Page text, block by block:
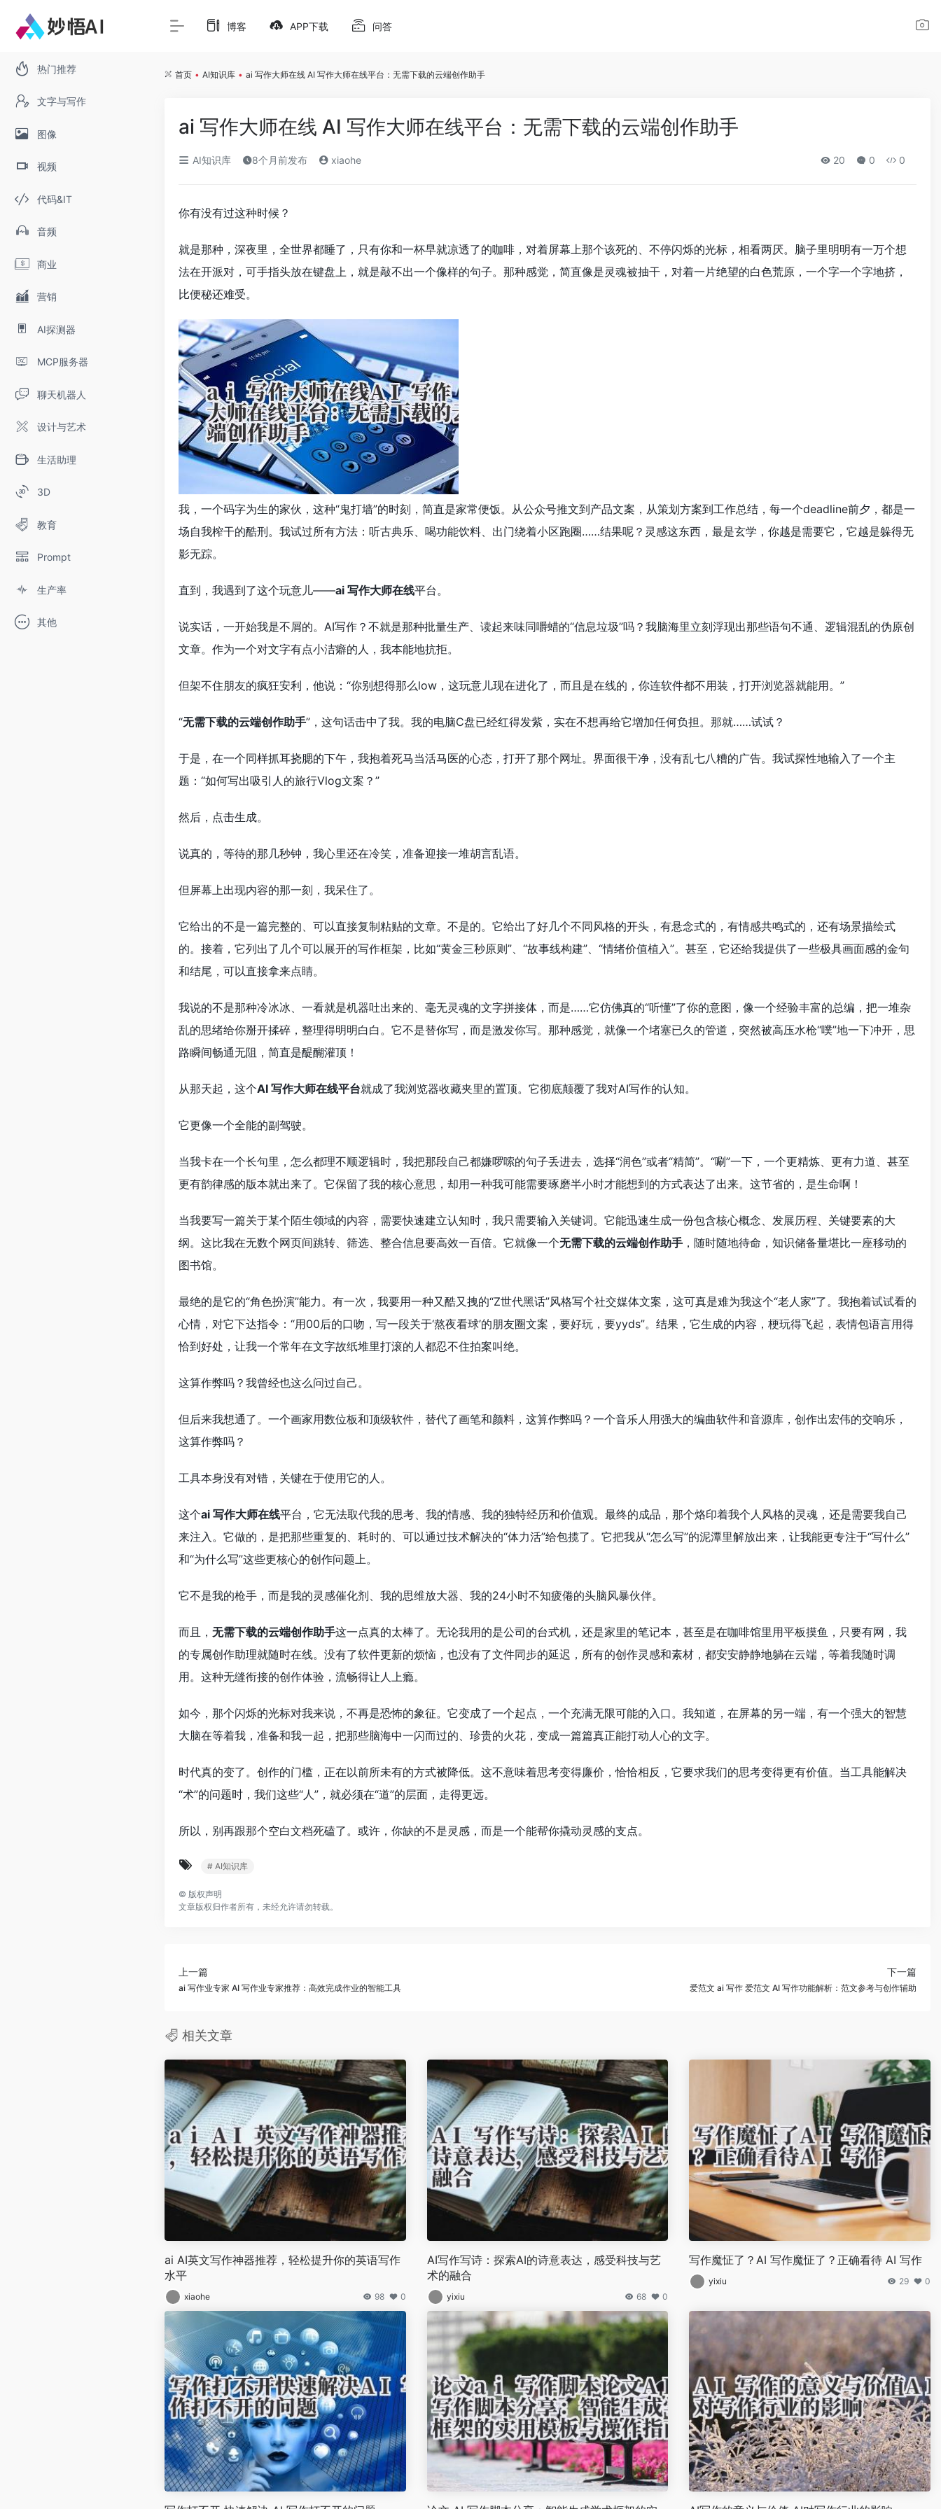
热门推荐
文字与写作
图像
视频
代码&IT
音频
商业
营销
AI探测器
MCP服务器
聊天机器人
设计与艺术
生活助理
3D
教育
Prompt
生产率
其他
博客 APP下载 问答
首页 • AI知识库 • ai 写作大师在线 AI 写作大师在线平台：无需下载的云端创作助手
ai 写作大师在线 AI 写作大师在线平台：无需下载的云端创作助手
AI知识库 8个月前发布 xiaohe 20 0 0
你有没有过这种时候？
就是那种，深夜里，全世界都睡了，只有你和一杯早就凉透了的咖啡，对着屏幕上那个该死的、不停闪烁的光标，相看两厌。脑子里明明有一万个想
法在开派对，可手指头放在键盘上，就是敲不出一个像样的句子。那种感觉，简直像是灵魂被抽干，对着一片绝望的白色荒原，一个字一个字地挤，
比便秘还难受。
我，一个码字为生的家伙，这种“鬼打墙”的时刻，简直是家常便饭。从公众号推文到产品文案，从策划方案到工作总结，每一个deadline前夕，都是一
场自我榨干的酷刑。我试过所有方法：听古典乐、喝功能饮料、出门绕着小区跑圈……结果呢？灵感这东西，最是玄学，你越是需要它，它越是躲得无
影无踪。
直到，我遇到了这个玩意儿——ai 写作大师在线平台。
说实话，一开始我是不屑的。AI写作？不就是那种批量生产、读起来味同嚼蜡的“信息垃圾”吗？我脑海里立刻浮现出那些语句不通、逻辑混乱的伪原创
文章。作为一个对文字有点小洁癖的人，我本能地抗拒。
但架不住朋友的疯狂安利，他说：“你别想得那么low，这玩意儿现在进化了，而且是在线的，你连软件都不用装，打开浏览器就能用。”
“无需下载的云端创作助手”，这句话击中了我。我的电脑C盘已经红得发紫，实在不想再给它增加任何负担。那就……试试？
于是，在一个同样抓耳挠腮的下午，我抱着死马当活马医的心态，打开了那个网址。界面很干净，没有乱七八糟的广告。我试探性地输入了一个主
题：“如何写出吸引人的旅行Vlog文案？”
然后，点击生成。
说真的，等待的那几秒钟，我心里还在冷笑，准备迎接一堆胡言乱语。
但屏幕上出现内容的那一刻，我呆住了。
它给出的不是一篇完整的、可以直接复制粘贴的文章。不是的。它给出了好几个不同风格的开头，有悬念式的，有情感共鸣式的，还有场景描绘式
的。接着，它列出了几个可以展开的写作框架，比如“黄金三秒原则”、“故事线构建”、“情绪价值植入”。甚至，它还给我提供了一些极具画面感的金句
和结尾，可以直接拿来点睛。
我说的不是那种冷冰冰、一看就是机器吐出来的、毫无灵魂的文字拼接体，而是……它仿佛真的“听懂”了你的意图，像一个经验丰富的总编，把一堆杂
乱的思绪给你掰开揉碎，整理得明明白白。它不是替你写，而是激发你写。那种感觉，就像一个堵塞已久的管道，突然被高压水枪“噗”地一下冲开，思
路瞬间畅通无阻，简直是醍醐灌顶！
从那天起，这个AI 写作大师在线平台就成了我浏览器收藏夹里的置顶。它彻底颠覆了我对AI写作的认知。
它更像一个全能的副驾驶。
当我卡在一个长句里，怎么都理不顺逻辑时，我把那段自己都嫌啰嗦的句子丢进去，选择“润色”或者“精简”。“唰”一下，一个更精炼、更有力道、甚至
更有韵律感的版本就出来了。它保留了我的核心意思，却用一种我可能需要琢磨半小时才能想到的方式表达了出来。这节省的，是生命啊！
当我要写一篇关于某个陌生领域的内容，需要快速建立认知时，我只需要输入关键词。它能迅速生成一份包含核心概念、发展历程、关键要素的大
纲。这比我在无数个网页间跳转、筛选、整合信息要高效一百倍。它就像一个无需下载的云端创作助手 ，随时随地待命，知识储备量堪比一座移动的
图书馆。
最绝的是它的“角色扮演”能力。有一次，我要用一种又酷又拽的“Z世代黑话”风格写个社交媒体文案，这可真是难为我这个“老人家”了。我抱着试试看的
心情，对它下达指令：“用00后的口吻，写一段关于‘熬夜看球’的朋友圈文案，要好玩，要yyds”。结果，它生成的内容，梗玩得飞起，表情包语言用得
恰到好处，让我一个常年在文字故纸堆里打滚的人都忍不住拍案叫绝。
这算作弊吗？我曾经也这么问过自己。
但后来我想通了。一个画家用数位板和顶级软件，替代了画笔和颜料，这算作弊吗？一个音乐人用强大的编曲软件和音源库，创作出宏伟的交响乐，
这算作弊吗？
工具本身没有对错，关键在于使用它的人。
这个ai 写作大师在线平台，它无法取代我的思考、我的情感、我的独特经历和价值观。最终的成品，那个烙印着我个人风格的灵魂，还是需要我自己
来注入。它做的，是把那些重复的、耗时的、可以通过技术解决的“体力活”给包揽了。它把我从“怎么写”的泥潭里解放出来，让我能更专注于“写什么”
和“为什么写”这些更核心的创作问题上。
它不是我的枪手，而是我的灵感催化剂、我的思维放大器、我的24小时不知疲倦的头脑风暴伙伴。
而且， 无需下载的云端创作助手这一点真的太棒了。无论我用的是公司的台式机，还是家里的笔记本，甚至是在咖啡馆里用平板摸鱼，只要有网，我
的专属创作助理就随时在线。没有了软件更新的烦恼，也没有了文件同步的延迟，所有的创作灵感和素材，都安安静静地躺在云端，等着我随时调
用。这种无缝衔接的创作体验，流畅得让人上瘾。
如今，那个闪烁的光标对我来说，不再是恐怖的象征。它变成了一个起点，一个充满无限可能的入口。我知道，在屏幕的另一端，有一个强大的智慧
大脑在等着我，准备和我一起，把那些脑海中一闪而过的、珍贵的火花，变成一篇篇真正能打动人心的文字。
时代真的变了。创作的门槛，正在以前所未有的方式被降低。这不意味着思考变得廉价，恰恰相反，它要求我们的思考变得更有价值。当工具能解决
“术”的问题时，我们这些“人”，就必须在“道”的层面，走得更远。
所以，别再跟那个空白文档死磕了。或许，你缺的不是灵感，而是一个能帮你撬动灵感的支点。
# AI知识库
© 版权声明
文章版权归作者所有，未经允许请勿转载。
上一篇
ai 写作业专家 AI 写作业专家推荐：高效完成作业的智能工具
下一篇
爱范文 ai 写作 爱范文 AI 写作功能解析：范文参考与创作辅助
相关文章
ai AI英文写作神器推荐，轻松提升你的英语写作
水平
xiaohe 98 0
AI写作写诗：探索AI的诗意表达，感受科技与艺
术的融合
yixiu 68 0
写作魔怔了？AI 写作魔怔了？正确看待 AI 写作
yixiu 29 0